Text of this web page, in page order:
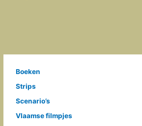
Boeken
Strips
Scenario’s
Vlaamse filmpjes